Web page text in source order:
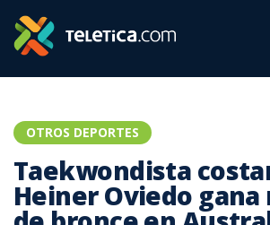
OTROS DEPORTES
Taekwondista
Heiner Oviedo gana